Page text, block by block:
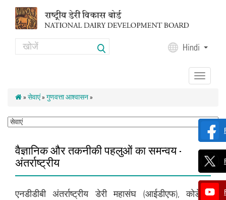
Search Hindi
Toggle
navigation
» सेवाएं» गुणवत्ता आश्वासन»
वैज्ञानिक और तकनीकी पहलुओं का समन्वय -
अंतर्राष्ट्रीय
एनडीडीबी अंतर्राष्ट्रीय डेरी महासंघ (आईडीएफ), कोडेक्स